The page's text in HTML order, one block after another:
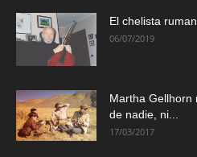
El chelista
06/07/2019
Martha Gellhorn
de nadie, ni...
17/03/2017